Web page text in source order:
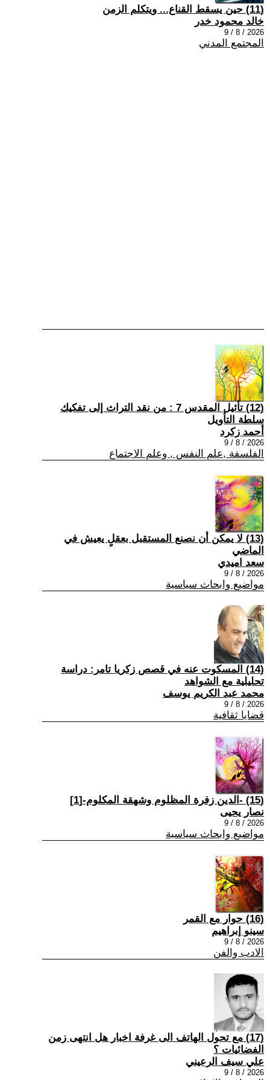
(11) حين يسقط القناع... ويتكلم الزمن
خالد محمود خدر
2026 / 8 / 9
المجتمع المدني
(12) تأثيل المقدس 7 : من نقد التراث إلى تفكيك
سلطة التأويل
أحمد زكرد
2026 / 8 / 9
الفلسفة ,علم النفس , وعلم الاجتماع
(13) لا يمكن أن نصنع المستقبل بعقلٍ يعيش في
الماضي
سعد اميدي
2026 / 8 / 9
مواضيع وابحاث سياسية
(14) المسكوت عنه في قصص زكريا تامر: دراسة
تحليلية مع الشواهد
محمد عبد الكريم يوسف
2026 / 8 / 9
قضايا ثقافية
(15) -الدين زفرة المظلوم وشهقة المكلوم-[1]
نصار يحيى
2026 / 8 / 9
مواضيع وابحاث سياسية
(16) حوار مع القمر
سينو إبراهيم
2026 / 8 / 9
الادب والفن
(17) مع تحول الهاتف الى غرفة اخبار هل انتهى زمن
الفضائيات ؟
علي سيف الرعيني
2026 / 8 / 9